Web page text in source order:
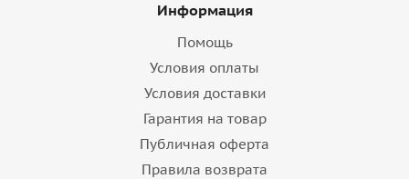
Информация
Помощь
Условия оплаты
Условия доставки
Гарантия на товар
Публичная оферта
Правила возврата